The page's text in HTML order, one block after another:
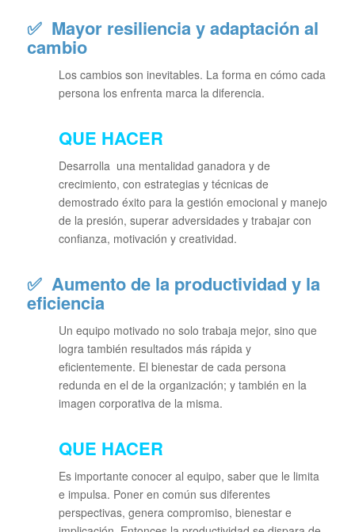
✅ Mayor resiliencia y adaptación al
cambio
Los cambios son inevitables. La forma en cómo cada
persona los enfrenta marca la diferencia.
QUE HACER
Desarrolla una mentalidad ganadora y de
crecimiento, con estrategias y técnicas de
demostrado éxito para la gestión emocional y manejo
de la presión, superar adversidades y trabajar con
confianza, motivación y creatividad.
✅ Aumento de la productividad y la
eficiencia
Un equipo motivado no solo trabaja mejor, sino que
logra también resultados más rápida y
eficientemente. El bienestar de cada persona
redunda en el de la organización; y también en la
imagen corporativa de la misma.
QUE HACER
Es importante conocer al equipo, saber que le limita
e impulsa. Poner en común sus diferentes
perspectivas, genera compromiso, bienestar e